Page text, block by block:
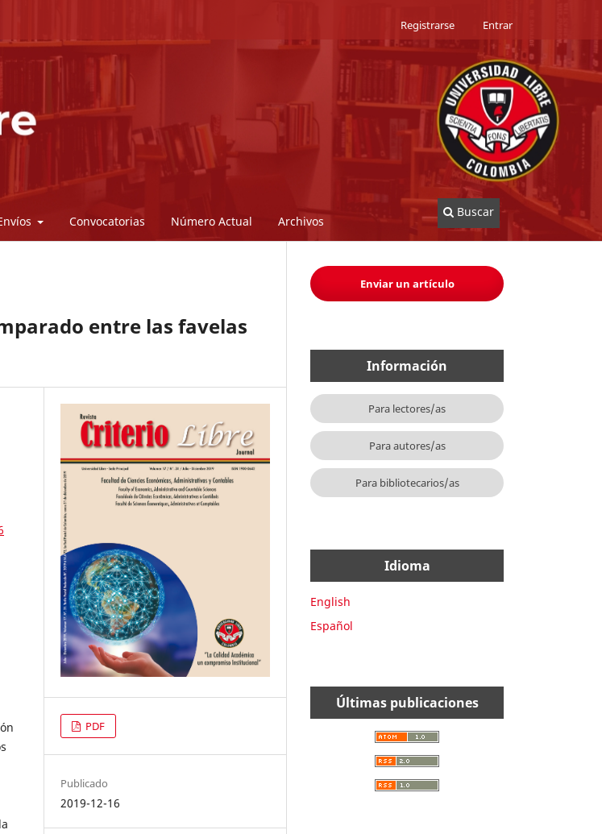
Convocatorias Número Actual Archivos
Buscar
Registrarse Entrar
entre las favelas
PDF
Publicado
2019-12-16
Enviar un artículo
Información
Para lectores/as
Para autores/as
Para bibliotecarios/as
Idioma
English
Español
Últimas publicaciones